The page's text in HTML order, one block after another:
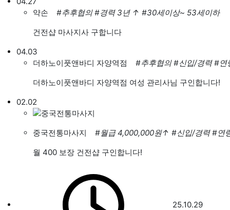
약손
#추후협의 #경력 3년 ↑ #30세이상~ 53세이하
건전샵 마사지사 구합니다
04.03
더하노이풋앤바디 자양역점
#추후협의 #신입/경력 #연
더하노이풋앤바디 자양역점 여성 관리사님 구인합니다!
02.02
중국전통마사지 #월급 4,000,000원↑ #신입/경력 #연
월 400 보장 건전샵 구인합니다!
25.10.29